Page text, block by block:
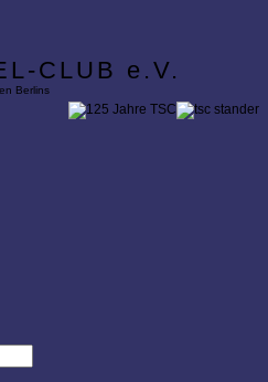
CLUB e.V.
Berlins